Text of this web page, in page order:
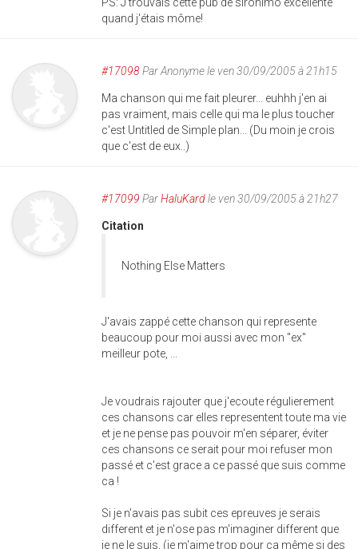
quand j'étais môme!
#17098ParAnonymele ven 30/09/2005 à 21h15
Ma chanson qui me fait pleurer... euhhh j'en ai
pas vraiment, mais celle qui ma le plus toucher
c'est Untitled de Simple plan... (Du moin je crois
que c'est de eux..)
#17099 ParHaluKardle ven 30/09/2005 à 21h27
Citation
Nothing Else Matters
J'avais zappé cette chanson qui represente
beaucoup pour moi aussi avec mon "ex"
meilleur pote, ...
Je voudrais rajouter que j'ecoute régulierement
ces chansons car elles representent toute ma vie
et je ne pense pas pouvoir m'en séparer, éviter
ces chansons ce serait pour moi refuser mon
passé et c'est grace a ce passé que suis comme
ca !
Si je n'avais pas subit ces epreuves je serais
different et je n'ose pas m'imaginer different que
je ne le suis, (je m'aime trop pour ca même si des